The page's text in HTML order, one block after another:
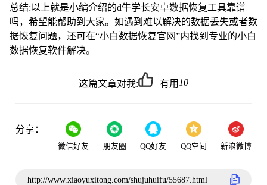
总结:以上就是小编介绍的d牛学长安卓数据恢复工具靠谱
吗，希望能帮助到大家。如遇到难以解决的数据丢失或者数
据恢复问题，还可在“小白数据恢复官网”内找到专业的小白
数据恢复软件解决。
这篇文章对我: 有用 10
分享：
微信好友 朋友圈 QQ好友 QQ空间 新浪微博
http://www.xiaoyuxitong.com/shujuhuifu/55687.html